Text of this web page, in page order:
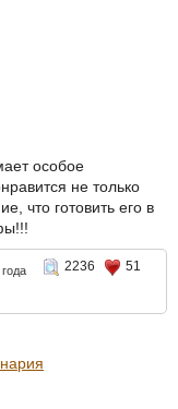
особое
не только
что готовить его в
2236
51